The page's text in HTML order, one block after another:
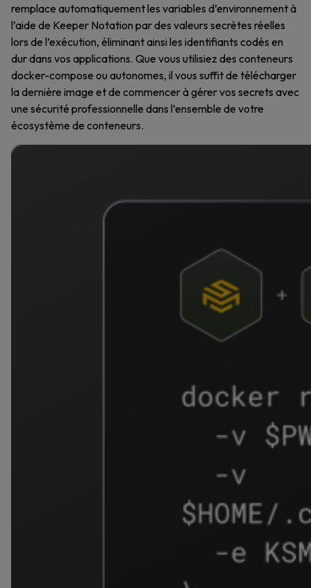
remplace automatiquement les variables d’environnement à
l’aide de Keeper Notation par des valeurs secrètes réelles
lors de l’exécution, éliminant ainsi les identifiants codés en
dur dans vos applications. Que vous utilisiez des conteneurs
docker-compose ou autonomes, il vous suffit de télécharger
la dernière image et de commencer à gérer vos secrets avec
une sécurité professionnelle dans l’ensemble de votre
écosystème de conteneurs.